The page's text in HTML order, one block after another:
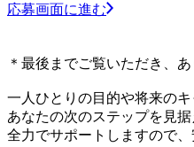
応募画面に進む
＊最後までご覧いただき、
一人ひとりの目的や将来の
あなたの次のステップを見
全力でサポートしますので